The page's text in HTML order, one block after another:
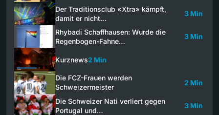
Der Traditionsclub «Xtra» kämpft,
damit er nicht…
3 Min
Rhybadi Schaffhausen: Wurde die
Regenbogen-Fahne…
3 Min
Kurznews2 Min
Die FCZ-Frauen werden
Schweizermeister
2 Min
Die Schweizer Nati verliert gegen
Portugal und…
3 Min